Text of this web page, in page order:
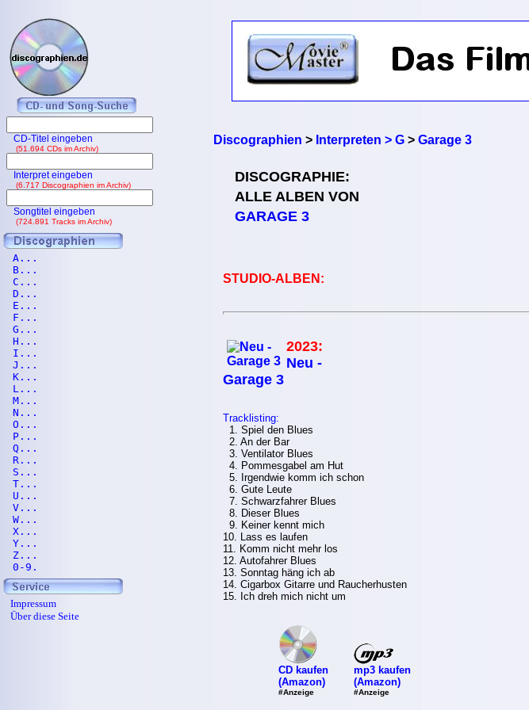
Discographien > Interpreten > G> Garage 3
DISCOGRAPHIE:
ALLE ALBEN VON
GARAGE 3
STUDIO-ALBEN:
2023:
Neu -
Garage 3
Tracklisting:
1. Spiel den Blues
2. An der Bar
3. Ventilator Blues
4. Pommesgabel am Hut
5. Irgendwie komm ich schon
6. Gute Leute
7. Schwarzfahrer Blues
8. Dieser Blues
9. Keiner kennt mich
10. Lass es laufen
11. Komm nicht mehr los
12. Autofahrer Blues
13. Sonntag häng ich ab
14. Cigarbox Gitarre und Raucherhusten
15. Ich dreh mich nicht um
CD kaufen
(Amazon)
#Anzeige
mp3 kaufen
(Amazon)
#Anzeige
CD-Titel eingeben
(51.694 CDs im Archiv)
Interpret eingeben
(6.717 Discographien im Archiv)
Songtitel eingeben
(724.891 Tracks im Archiv)
A...
B...
C...
D...
E...
F...
G...
H...
I...
J...
K...
L...
M...
N...
O...
P...
Q...
R...
S...
T...
U...
V...
W...
X...
Y...
Z...
0-9.
Impressum
Über diese Seite